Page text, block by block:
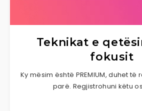
Teknikat e
fokusit
Ky mësim është PREMIUM, duhet
parë. Regjistrohuni këtu